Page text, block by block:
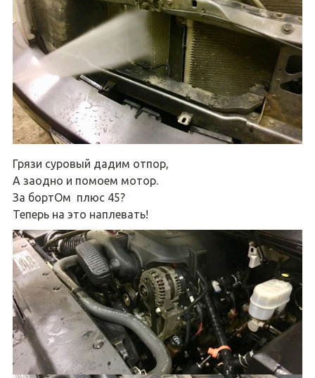
Грязи суровый дадим отпор,
А заодно и помоем мотор.
За бортОм плюс 45?
Теперь на это наплевать!